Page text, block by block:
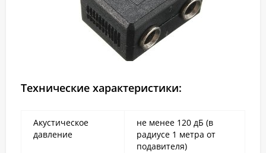
Технические характеристики:
Акустическое
давление
не менее 120 дБ (в
радиусе 1 метра от
подавителя)